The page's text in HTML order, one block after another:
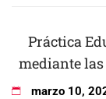
Práctica
mediante
marzo 10,